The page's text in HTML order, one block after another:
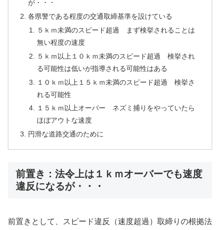
が・・・
各県警である程度の交通取締基準を設けている
５ｋｍ未満のスピード超過 まず検挙されることは
無い程度の速度
５ｋｍ以上１０ｋｍ未満のスピード超過 検挙され
る可能性は低いが指導される可能性はある
１０ｋｍ以上１５ｋｍ未満のスピード超過 検挙さ
れる可能性
１５ｋｍ以上オーバー ネズミ捕りをやっていたら
ほぼアウトな速度
円滑な道路交通のために
前置き：法令上は１ｋｍオーバーでも速度
違反になるが・・・
前置きとして、スピード違反（速度超過）取締りの根拠法